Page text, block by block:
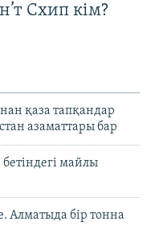
Схип кім?
қаза тапқандар
азаматтары бар
майлы
Алматыда бір тонна